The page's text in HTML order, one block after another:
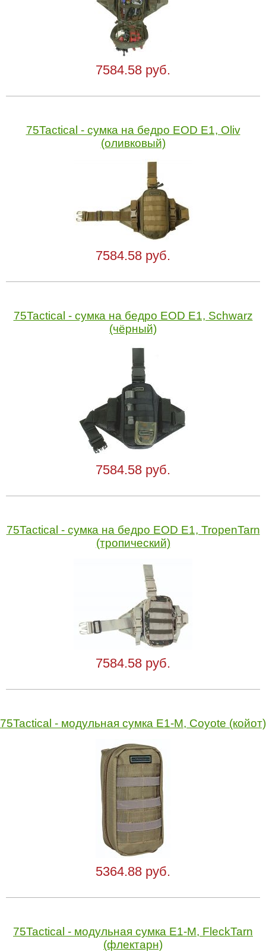
7584.58 руб.
75Tactical - cумка на бедро EOD E1, Oliv
(оливковый)
7584.58 руб.
75Tactical - cумка на бедро EOD E1, Schwarz
(чёрный)
7584.58 руб.
75Tactical - cумка на бедро EOD E1, TropenTarn
(тропический)
7584.58 руб.
75Tactical - модульная сумка Е1-М, Coyote (койот)
5364.88 руб.
75Tactical - модульная сумка Е1-М, FleckTarn
(флектарн)